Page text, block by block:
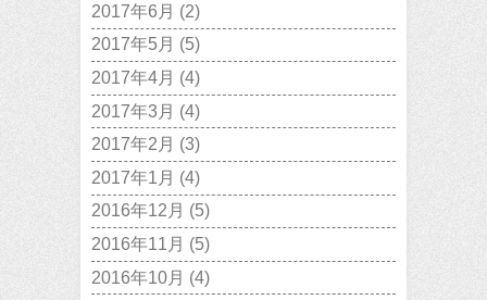
2017年6月 (2)
2017年5月 (5)
2017年4月 (4)
2017年3月 (4)
2017年2月 (3)
2017年1月 (4)
2016年12月 (5)
2016年11月 (5)
2016年10月 (4)